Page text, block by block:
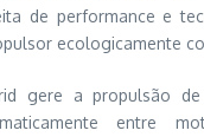
de performance e
ecologicamente
gere a propulsão
entre